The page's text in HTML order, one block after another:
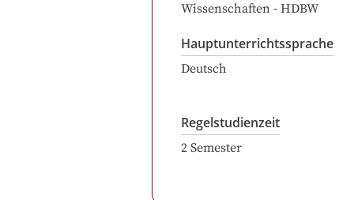
Wissenschaften - HDBW
Hauptunterrichtssprache
Deutsch
Regelstudienzeit
2 Semester